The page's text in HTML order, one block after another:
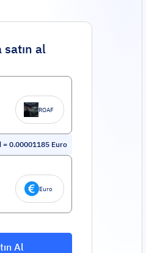
al
ROAF
= 0.00001185 Euro
Euro
Al